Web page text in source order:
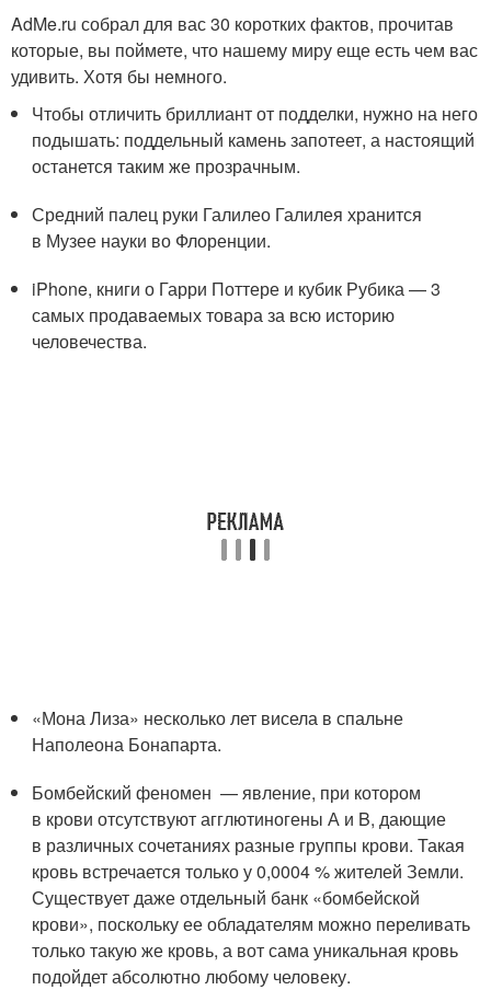
AdMe.ru собрал для вас 30 коротких фактов, прочитав
которые, вы поймете, что нашему миру еще есть чем вас
удивить. Хотя бы немного.
Чтобы отличить бриллиант от подделки, нужно на него
подышать: поддельный камень запотеет, а настоящий
останется таким же прозрачным.
Средний палец руки Галилео Галилея хранится
в Музее науки во Флоренции.
iPhone, книги о Гарри Поттере и кубик Рубика — 3
самых продаваемых товара за всю историю
человечества.
«Мона Лиза» несколько лет висела в спальне
Наполеона Бонапарта.
Бомбейский феномен — явление, при котором
в крови отсутствуют агглютиногены А и B, дающие
в различных сочетаниях разные группы крови. Такая
кровь встречается только у 0,0004 % жителей Земли.
Существует даже отдельный банк «бомбейской
крови», поскольку ее обладателям можно переливать
только такую же кровь, а вот сама уникальная кровь
подойдет абсолютно любому человеку.